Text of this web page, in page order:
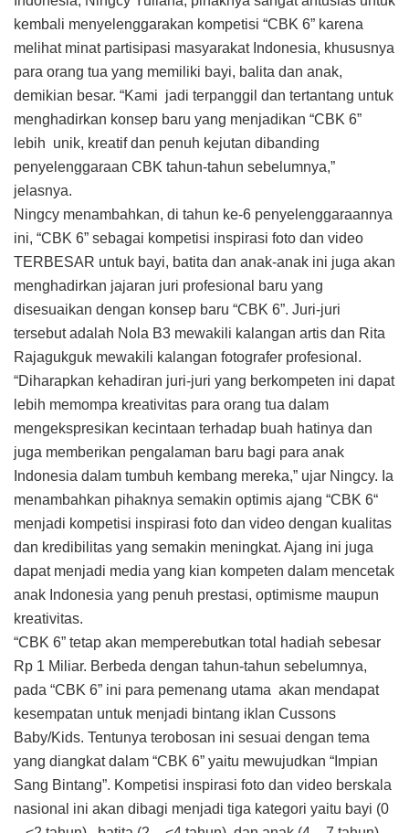
kembali menyelenggarakan kompetisi “CBK 6” karena
melihat minat partisipasi masyarakat Indonesia, khususnya
para orang tua yang memiliki bayi, balita dan anak,
demikian besar. “Kami jadi terpanggil dan tertantang untuk
menghadirkan konsep baru yang menjadikan “CBK 6”
lebih unik, kreatif dan penuh kejutan dibanding
penyelenggaraan CBK tahun-tahun sebelumnya,”
jelasnya.
Ningcy menambahkan, di tahun ke-6 penyelenggaraannya
ini, “CBK 6” sebagai kompetisi inspirasi foto dan video
TERBESAR untuk bayi, batita dan anak-anak ini juga akan
menghadirkan jajaran juri profesional baru yang
disesuaikan dengan konsep baru “CBK 6”. Juri-juri
tersebut adalah Nola B3 mewakili kalangan artis dan Rita
Rajagukguk mewakili kalangan fotografer profesional.
“Diharapkan kehadiran juri-juri yang berkompeten ini dapat
lebih memompa kreativitas para orang tua dalam
mengekspresikan kecintaan terhadap buah hatinya dan
juga memberikan pengalaman baru bagi para anak
Indonesia dalam tumbuh kembang mereka,” ujar Ningcy. Ia
menambahkan pihaknya semakin optimis ajang “CBK 6“
menjadi kompetisi inspirasi foto dan video dengan kualitas
dan kredibilitas yang semakin meningkat. Ajang ini juga
dapat menjadi media yang kian kompeten dalam mencetak
anak Indonesia yang penuh prestasi, optimisme maupun
kreativitas.
“CBK 6” tetap akan memperebutkan total hadiah sebesar
Rp 1 Miliar. Berbeda dengan tahun-tahun sebelumnya,
pada “CBK 6” ini para pemenang utama akan mendapat
kesempatan untuk menjadi bintang iklan Cussons
Baby/Kids. Tentunya terobosan ini sesuai dengan tema
yang diangkat dalam “CBK 6” yaitu mewujudkan “Impian
Sang Bintang”. Kompetisi inspirasi foto dan video berskala
nasional ini akan dibagi menjadi tiga kategori yaitu bayi (0